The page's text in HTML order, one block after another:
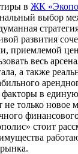
в ЖК
выбор
развития
приемлемой
весь
а также
факторы в
не только новое
стоит